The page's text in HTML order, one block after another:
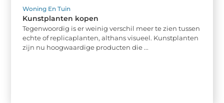
Woning En Tuin
Kunstplanten kopen
Tegenwoordig is er weinig verschil meer te zien tussen
echte of replicaplanten, althans visueel. Kunstplanten
zijn nu hoogwaardige producten die ...